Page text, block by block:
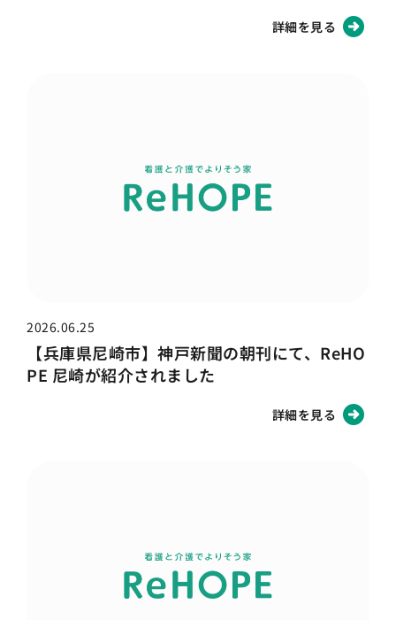
詳細を見る
2026.06.25
【兵庫県尼崎市】神戸新聞の朝刊にて、ReHO
PE 尼崎が紹介されました
詳細を見る